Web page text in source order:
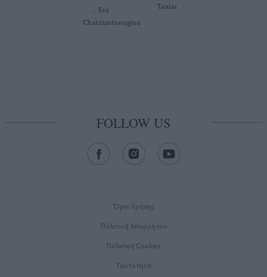
Eva
Chatziantonoglou
Tanias
FOLLOW US
Όροι Xρήσης
Πολιτική Απορρήτου
Πολιτική Cookies
Ταυτότητα